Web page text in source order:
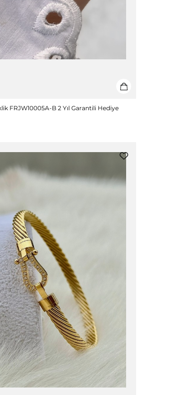
FRJW10005A-B 2 Yıl Garantili Hediye